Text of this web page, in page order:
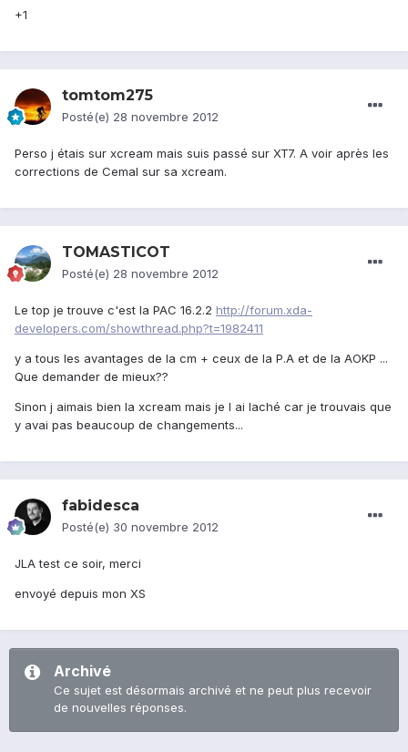
+1
tomtom275
Posté(e) 28 novembre 2012
Perso j étais sur xcream mais suis passé sur XT7. A voir après les
corrections de Cemal sur sa xcream.
TOMASTICOT
Posté(e) 28 novembre 2012
Le top je trouve c'est la PAC 16.2.2 http://forum.xda-
developers.com/showthread.php?t=1982411
y a tous les avantages de la cm + ceux de la P.A et de la AOKP ...
Que demander de mieux??
Sinon j aimais bien la xcream mais je l ai laché car je trouvais que
y avai pas beaucoup de changements...
fabidesca
Posté(e) 30 novembre 2012
JLA test ce soir, merci
envoyé depuis mon XS
Archivé
Ce sujet est désormais archivé et ne peut plus recevoir
de nouvelles réponses.